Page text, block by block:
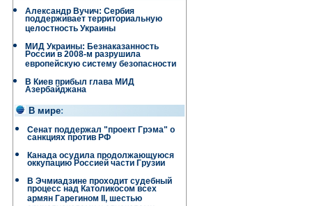
Александр Вучич: Сербия
поддерживает территориальную
целостность Украины
МИД Украины: Безнаказанность
России в 2008-м разрушила
европейскую систему безопасности
В Киев прибыл глава МИД
Азербайджана
В мире:
Сенат поддержал "проект Грэма" о
санкциях против РФ
Канада осудила продолжающуюся
оккупацию Россией части Грузии
В Эчмиадзине проходит судебный
процесс над Католикосом всех
армян Гарегином II, шестью